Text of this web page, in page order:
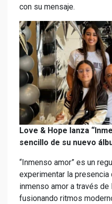
con su mensaje.
Love & Hope lanza
sencillo de su nuevo
“Inmenso amor” es un
experimentar la
inmenso amor a través de
fusionando ritmos